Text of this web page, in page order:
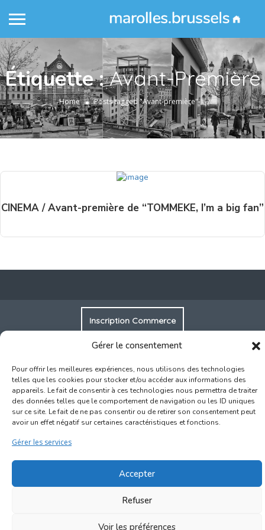
Gérer le consentement
Pour offrir les meilleures expériences, nous utilisons des technologies
telles que les cookies pour stocker et/ou accéder aux informations des
appareils. Le fait de consentir à ces technologies nous permettra de traiter
des données telles que le comportement de navigation ou les ID uniques
sur ce site. Le fait de ne pas consentir ou de retirer son consentement peut
avoir un effet négatif sur certaines caractéristiques et fonctions.
Gérer les services
Accepter
Refuser
Voir les préférences
Étiquette :Avant-Première
Home Posts tagged "Avant-première"
CINEMA / Avant-première de “TOMMEKE, I’m a big fan”
Inscription Commerce
Association des Commerçants du Quartier Bruegel et des
Rue Haute 77 - 1000 Bruxelles
©2017-2026Marolles.brussels • Contact us →
ascombrueg@outlook.com